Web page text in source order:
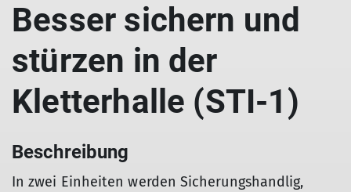
Besser sichern und
stürzen in der
Kletterhalle (STI-1)
Beschreibung
In zwei Einheiten werden Sicherungshandlig,